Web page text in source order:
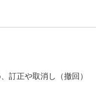
訂正や取消し（撤回）